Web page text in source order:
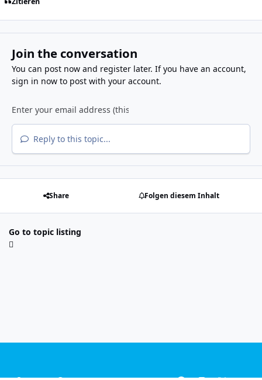
Join the conversation
You can post now and register later. If you have an account,
sign in nowto post with your account.
Reply to this topic...
Share Folgen diesem Inhalt
Go to topic listing
Light ModeDark ModeSystem Preference